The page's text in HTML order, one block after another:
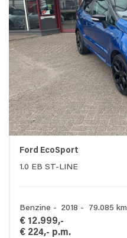
Ford EcoSport
1.0 EB ST-LINE
Benzine - 2018 - 79.085 km
€ 12.999,-
€ 224,- p.m.